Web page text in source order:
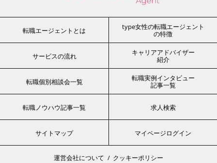
転職エージェントとは
type女性の転職エージェント
の特徴
サービスの流れ
キャリアアドバイザー
紹介
転職個別相談会一覧
転職実例インタビュー
記事一覧
転職ノウハウ記事一覧 求人検索
サイトマップ マイページログイン
運営会社について クッキーポリシー